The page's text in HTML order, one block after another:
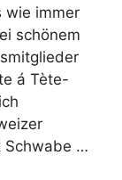
wie immer
schönem
á Tète-
Schwabe …